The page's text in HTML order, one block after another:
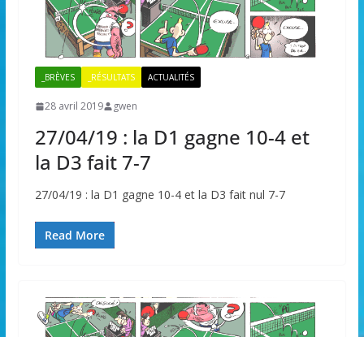
_BRÈVES _RÉSULTATS ACTUALITÉS
28 avril 2019 gwen
27/04/19 : la D1 gagne 10-4 et
la D3 fait 7-7
27/04/19 : la D1 gagne 10-4 et la D3 fait nul 7-7
Read More